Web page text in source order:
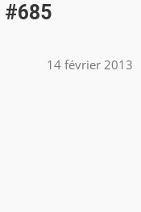
#685
14 février 2013